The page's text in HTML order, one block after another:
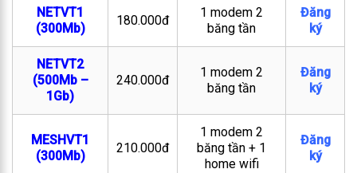
NETVT1
(300Mb)
180.000đ
1 modem 2
băng tần
Đăng
ký
NETVT2
(500Mb –
1Gb)
240.000đ
1 modem 2
băng tần
Đăng
ký
MESHVT1
(300Mb)
210.000đ
1 modem 2
băng tần + 1
home wifi
Đăng
ký